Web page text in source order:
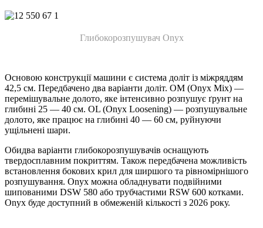
Глибокорозпушувач Onyx
Основою конструкції машини є система доліт із міжряддям
42,5 см. Передбачено два варіанти доліт. OM (Onyx Mix) —
перемішувальне долото, яке інтенсивно розпушує ґрунт на
глибині 25 — 40 см. OL (Onyx Loosening) — розпушувальне
долото, яке працює на глибині 40 — 60 см, руйнуючи
ущільнені шари.
Обидва варіанти глибокорозпушувачів оснащують
твердосплавним покриттям. Також передбачена можливість
встановлення бокових крил для ширшого та рівномірнішого
розпушування. Onyx можна обладнувати подвійними
шипованими DSW 580 або трубчастими RSW 600 котками.
Onyx буде доступний в обмеженій кількості з 2026 року.